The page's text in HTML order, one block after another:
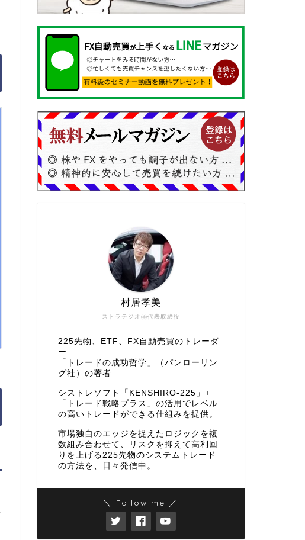
ストラテジオ㈱代表取締役
村居孝美
225先物、ETF、FX自動売買のトレーダ
ー
「トレードの成功哲学」（パンローリン
グ社）の著者
シストレソフト「KENSHIRO-225」+
「トレード戦略プラス」の活用でレベル
の高いトレードができる仕組みを提供。
市場独自のエッジを捉えたロジックを複
数組み合わせて、リスクを抑えて高利回
りを上げる225先物のシステムトレード
の方法を、日々発信中。
＼ Follow me ／